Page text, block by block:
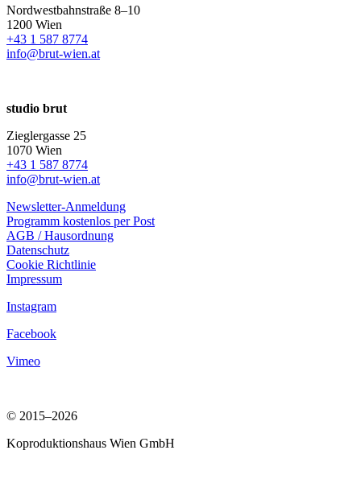
Nordwestbahnstraße 8–10
1200 Wien
+43 1 587 8774
info@brut-wien.at
studio brut
Zieglergasse 25
1070 Wien
+43 1 587 8774
info@brut-wien.at
Newsletter-Anmeldung
Programm kostenlos per Post
AGB / Hausordnung
Datenschutz
Cookie Richtlinie
Impressum
Instagram
Facebook
Vimeo
© 2015–2026
Koproduktionshaus Wien GmbH